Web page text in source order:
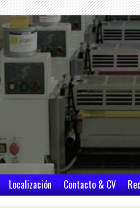
Localización Contacto & CV